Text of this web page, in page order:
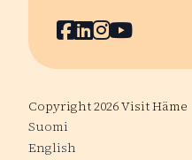
Facebook
Sivu avautuu
LinkedIn
Sivu
Instagram
Sivu
YouTube
Sivu
Copyright 2026 Visit Häme
Suomi
English